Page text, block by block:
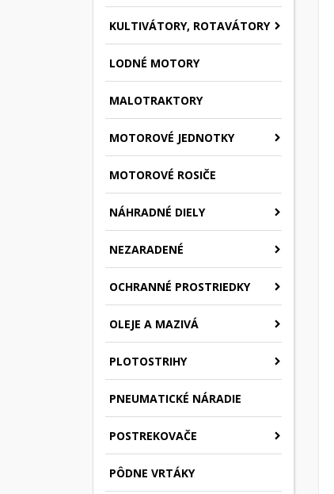
KULTIVÁTORY, ROTAVÁTORY
LODNÉ MOTORY
MALOTRAKTORY
MOTOROVÉ JEDNOTKY
MOTOROVÉ ROSIČE
NÁHRADNÉ DIELY
NEZARADENÉ
OCHRANNÉ PROSTRIEDKY
OLEJE A MAZIVÁ
PLOTOSTRIHY
PNEUMATICKÉ NÁRADIE
POSTREKOVAČE
PÔDNE VRTÁKY